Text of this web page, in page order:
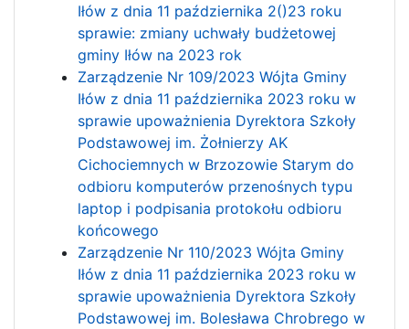
Iłów z dnia 11 października 2()23 roku
sprawie: zmiany uchwały budżetowej
gminy Iłów na 2023 rok
Zarządzenie Nr 109/2023 Wójta Gminy
Iłów z dnia 11 października 2023 roku w
sprawie upoważnienia Dyrektora Szkoły
Podstawowej im. Żołnierzy AK
Cichociemnych w Brzozowie Starym do
odbioru komputerów przenośnych typu
laptop i podpisania protokołu odbioru
końcowego
Zarządzenie Nr 110/2023 Wójta Gminy
Iłów z dnia 11 października 2023 roku w
sprawie upoważnienia Dyrektora Szkoły
Podstawowej im. Bolesława Chrobrego w